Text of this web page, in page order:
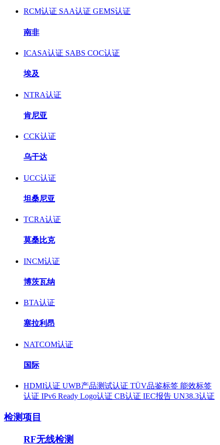
RCM认证 SAA认证 GEMS认证
南非
ICASA认证 SABS COC认证
埃及
NTRA认证
肯尼亚
CCK认证
乌干达
UCC认证
坦桑尼亚
TCRA认证
莫桑比克
INCM认证
博茨瓦纳
BTA认证
塞拉利昂
NATCOM认证
国际
HDMI认证 UWB产品测试认证 TÜV品鉴标签 能效标签
认证 IPv6 Ready Logo认证 CB认证 IEC报告 UN38.3认证
检测项目
RF无线检测